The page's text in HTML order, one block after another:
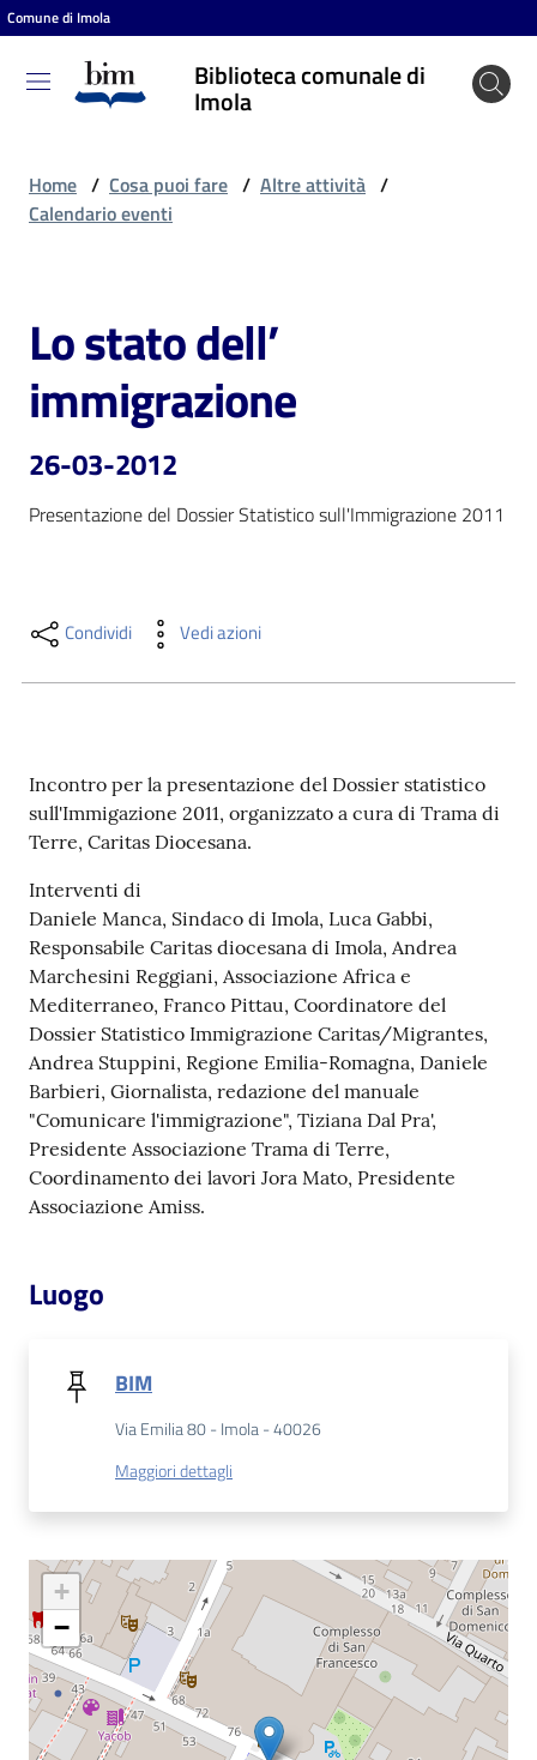
Vai al contenuto
Vai alla navigazione
Vai al footer
Comune di Imola
Biblioteca comunale di
Imola
Biblioteca
comunale
Cosa
puoi
fare
Scopri
Casa
Piani
Archivio
storico
Decentrate
Patto
per
la
lettura
Catalogo
on line
Eventi
Home / Cosa puoi fare / Altre attività /
Calendario eventi
Salta al contenuto
Lo stato dell’
immigrazione
26-03-2012
Presentazione del Dossier Statistico sull'Immigrazione 2011
Condividi Vedi azioni
Incontro per la presentazione del Dossier statistico
sull'Immigazione 2011, organizzato a cura di Trama di
Terre, Caritas Diocesana.
Interventi di
Daniele Manca, Sindaco di Imola, Luca Gabbi,
Responsabile Caritas diocesana di Imola, Andrea
Marchesini Reggiani, Associazione Africa e
Mediterraneo, Franco Pittau, Coordinatore del
Dossier Statistico Immigrazione Caritas/Migrantes,
Andrea Stuppini, Regione Emilia-Romagna, Daniele
Barbieri, Giornalista, redazione del manuale
"Comunicare l'immigrazione", Tiziana Dal Pra',
Presidente Associazione Trama di Terre,
Coordinamento dei lavori Jora Mato, Presidente
Associazione Amiss.
Luogo
BIM
Via Emilia 80 - Imola - 40026
Maggiori dettagli
+
−